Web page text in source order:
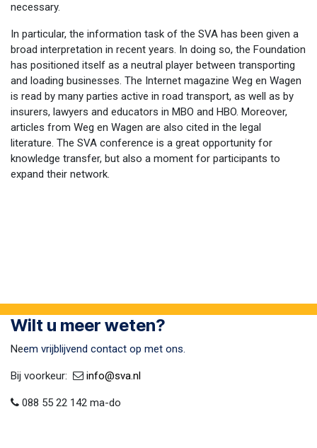
necessary.
In particular, the information task of the SVA has been given a
broad interpretation in recent years. In doing so, the Foundation
has positioned itself as a neutral player between transporting
and loading businesses. The Internet magazine Weg en Wagen
is read by many parties active in road transport, as well as by
insurers, lawyers and educators in MBO and HBO. Moreover,
articles from Weg en Wagen are also cited in the legal
literature. The SVA conference is a great opportunity for
knowledge transfer, but also a moment for participants to
expand their network.
Wilt u meer weten?
Neem vrijblijvend contact op met ons.
Bij voorkeur:​ ​ info@sva​.nl
088 55 22 142 ma-do